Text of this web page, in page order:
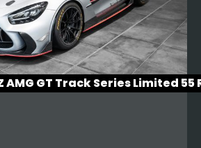
AMG GT Track Series Limited